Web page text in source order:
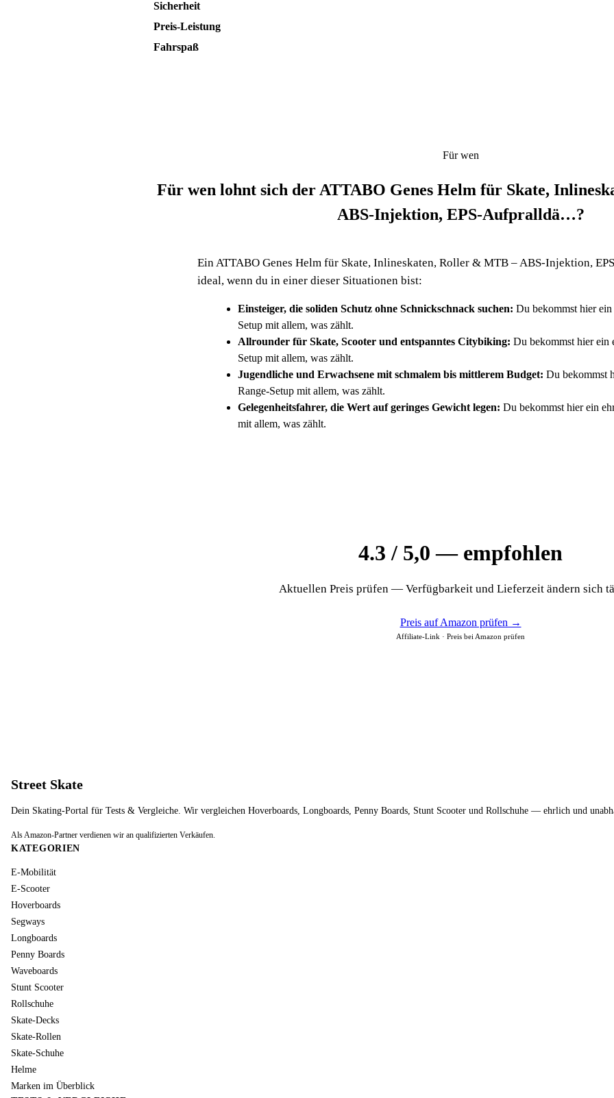
Sicherheit
Preis-Leistung
Fahrspaß
Für wen
Für wen lohnt sich der ATTABO Genes Helm für Skate,
ABS-Injektion, EPS-Aufpralldä…?
Ein ATTABO Genes Helm für Skate, Inlineskaten, Roller & MTB – ABS-Injektion,
ideal, wenn du in einer dieser Situationen bist:
Einsteiger, die soliden Schutz ohne Schnickschnack suchen: Du bekommst hier
Setup mit allem, was zählt.
Allrounder für Skate, Scooter und entspanntes Citybiking: Du bekommst hier ein
Setup mit allem, was zählt.
Jugendliche und Erwachsene mit schmalem bis mittlerem Budget: Du bekommst
Range-Setup mit allem, was zählt.
Gelegenheitsfahrer, die Wert auf geringes Gewicht legen: Du bekommst hier ein
mit allem, was zählt.
4.3 / 5,0 — empfohlen
Aktuellen Preis prüfen — Verfügbarkeit und Lieferzeit ändern sich
Preis auf Amazon prüfen →
Affiliate-Link · Preis bei Amazon prüfen
Street Skate
Dein Skating-Portal für Tests & Vergleiche. Wir vergleichen Hoverboards, Longboards, Penny Boards, Stunt Scooter und Rollschuhe — ehrlich und
Als Amazon-Partner verdienen wir an qualifizierten Verkäufen.
KATEGORIEN
E-Mobilität
E-Scooter
Hoverboards
Segways
Longboards
Penny Boards
Waveboards
Stunt Scooter
Rollschuhe
Skate-Decks
Skate-Rollen
Skate-Schuhe
Helme
Marken im Überblick